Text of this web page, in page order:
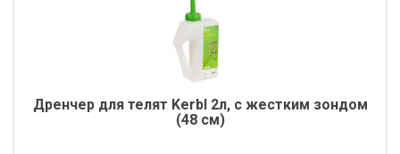
Дренчер для телят Kerbl 2л, с жестким зондом
(48 см)